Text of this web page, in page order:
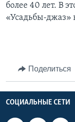
более 40 лет. В
«Усадьбы-джаз»
Поделиться
СОЦИАЛЬНЫЕ СЕТИ